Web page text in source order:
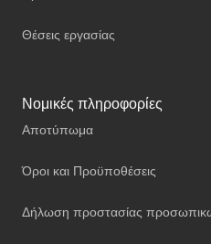
Θέσεις εργασίας
Νομικές πληροφορίες
Αποτύπωμα
Όροι και Προϋποθέσεις
Δήλωση προστασίας